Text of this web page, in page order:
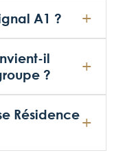
A1 ?
il
?
Résidence